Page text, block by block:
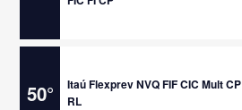
50°
Itaú Flexprev NVQ FIF CIC Mult CP
RL